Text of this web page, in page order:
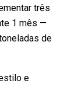
três
1 mês —
de
e